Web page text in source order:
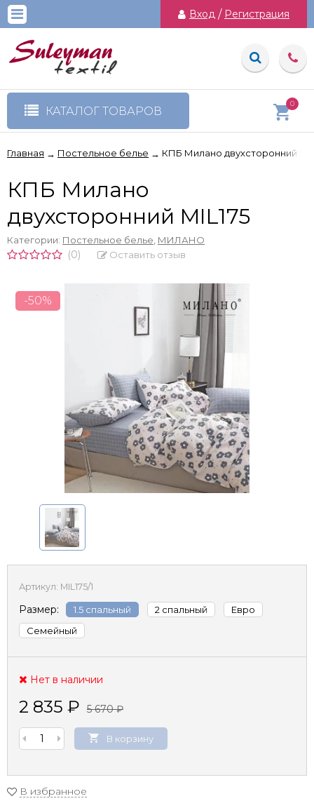
Вход / Регистрация
КАТАЛОГ ТОВАРОВ
0
Главная → Постельное белье → КПБ Милано двухсторонний
КПБ Милано
двухсторонний MIL175
Категории: Постельное белье МИЛАНО
(0) Оставить отзыв
-50%
Артикул: MIL175/1
Размер: 1.5 спальный 2 спальный
Евро
Семейный
Нет в наличии
2 835 ₽ 5 670₽
В корзину
В избранное